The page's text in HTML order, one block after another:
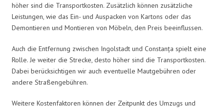
höher sind die Transportkosten. Zusätzlich können zusätzliche
Leistungen, wie das Ein- und Auspacken von Kartons oder das
Demontieren und Montieren von Möbeln, den Preis beeinflussen.
Auch die Entfernung zwischen Ingolstadt und Constanța spielt eine
Rolle. Je weiter die Strecke, desto höher sind die Transportkosten.
Dabei berücksichtigen wir auch eventuelle Mautgebühren oder
andere Straßengebühren.
Weitere Kostenfaktoren können der Zeitpunkt des Umzugs und